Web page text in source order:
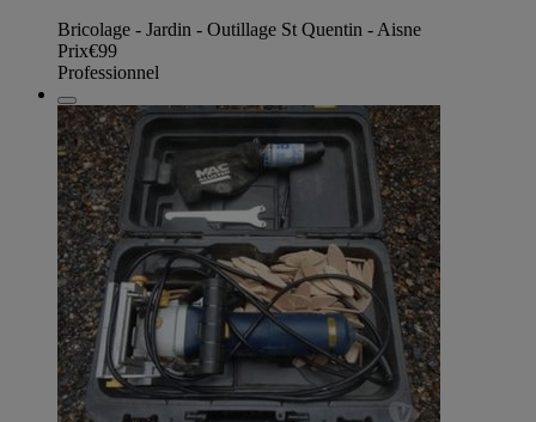
Bricolage - Jardin - Outillage St Quentin - Aisne
Prix€99
Professionnel